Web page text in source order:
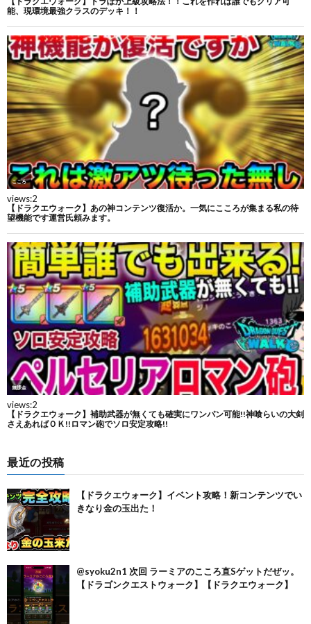
最近の投稿
【ドラクエウォーク】イベント攻略！新コンテンツでい
きなり金の玉出た！
@syoku2n1 次回 ラーミアのこころ直Sゲットだぜッ。
【ドラゴンクエストウォーク】【ドラクエウォーク】